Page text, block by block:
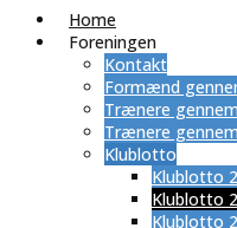
Home
Foreningen
Kontakt
Formænd
Trænere
Trænere
Klublotto
Klublotto
Klublotto
Klublotto